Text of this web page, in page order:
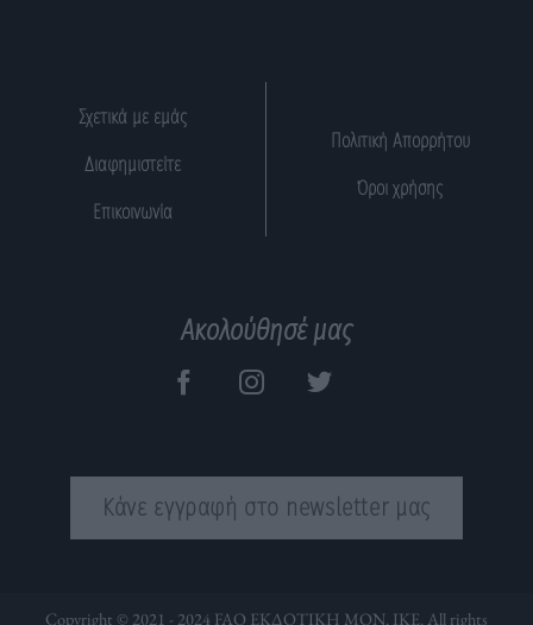
Σχετικά με εμάς
Διαφημιστείτε
Επικοινωνία
Πολιτική Απορρήτου
Όροι χρήσης
Ακολούθησέ μας
Κάνε εγγραφή στο newsletter μας
Copyright © 2021 - 2024 FAQ ΕΚΔΟΤΙΚΗ ΜΟΝ. ΙΚΕ. All rights